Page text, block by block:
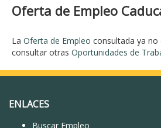
Oferta de Empleo
La Oferta de Empleo consultada ya no
consultar otras Oportunidades de
ENLACES
Buscar Empleo